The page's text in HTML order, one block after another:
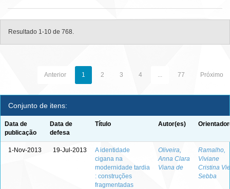
Resultado 1-10 de 768.
Anterior 1 2 3 4 ... 77 Próximo
Conjunto de itens:
Data de
publicação
Data de
defesa
Título Autor(es)
1-Nov-2013 19-Jul-2013
A identidade
cigana na
modernidade tardia
: construções
fragmentadas
Oliveira,
Anna Clara
Viana de
Ramalho,
Viviane
Cristina
Sebba